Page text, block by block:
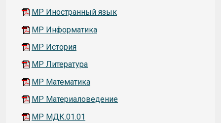
МР Иностранный язык
МР Информатика
МР История
МР Литература
МР Математика
МР Материаловедение
МР МДК.01.01